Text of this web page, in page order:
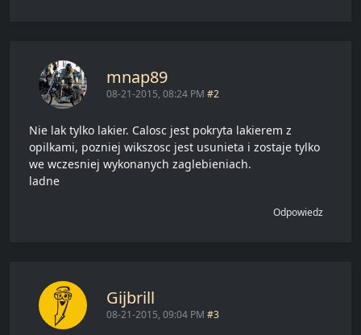
mnap89
08-21-2015, 08:24 PM #2
Nie lak tylko lakier. Calosc jest pokryta lakierem z
opilkami, pozniej wikszosc jest usunieta i zostaje tylko
we wczesniej wykonanych zaglebieniach.
ladne
Odpowiedz
Gijbrill
08-21-2015, 09:04 PM #3